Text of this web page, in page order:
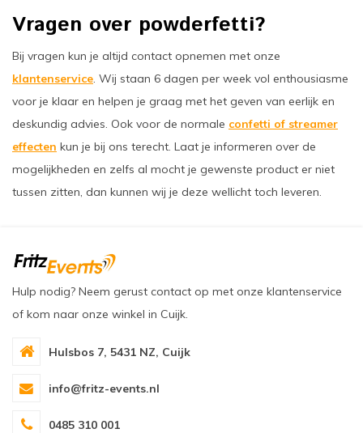
Vragen over powderfetti?
Bij vragen kun je altijd contact opnemen met onze
klantenservice. Wij staan 6 dagen per week vol enthousiasme
voor je klaar en helpen je graag met het geven van eerlijk en
deskundig advies. Ook voor de normale confetti of streamer
effecten kun je bij ons terecht. Laat je informeren over de
mogelijkheden en zelfs al mocht je gewenste product er niet
tussen zitten, dan kunnen wij je deze wellicht toch leveren.
Hulp nodig? Neem gerust contact op met onze klantenservice
of kom naar onze winkel in Cuijk.
Hulsbos 7, 5431 NZ, Cuijk
info@fritz-events.nl
0485 310 001